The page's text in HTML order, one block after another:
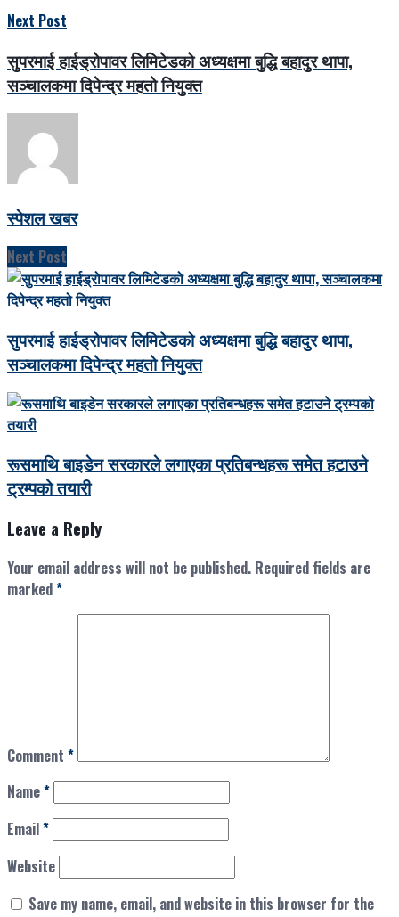
Next Post
सुपरमाई हाईड्रोपावर लिमिटेडको अध्यक्षमा बुद्धि बहादुर थापा,
सञ्चालकमा दिपेन्द्र महतो नियुक्त
स्पेशल खबर
Next Post
सुपरमाई हाईड्रोपावर लिमिटेडको अध्यक्षमा बुद्धि बहादुर थापा,
सञ्चालकमा दिपेन्द्र महतो नियुक्त
रूसमाथि बाइडेन सरकारले लगाएका प्रतिबन्धहरू समेत हटाउने
ट्रम्पको तयारी
Leave a Reply
Your email address will not be published. Required fields are
marked*
Comment *
Name*
Email*
Website
Save my name, email, and website in this browser for the